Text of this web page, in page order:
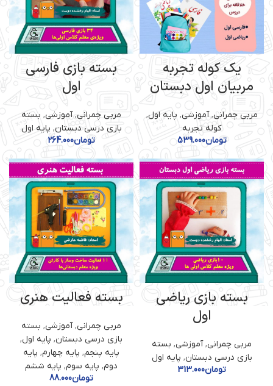
یک کوله تجربه
مربیان اول دبستان
مربی چمرانی,آموزشی, پایه اول,
کوله تجربه
تومان539.000
بسته بازی فارسی
اول
مربی چمرانی,آموزشی, بسته
بازی درسی دبستان, پایه اول
تومان264.000
بسته بازی ریاضی
اول
مربی چمرانی,آموزشی, بسته
بازی درسی دبستان, پایه اول
تومان313.000
بسته فعالیت هنری
مربی چمرانی,آموزشی, بسته
بازی درسی دبستان, پایه اول,
پایه پنجم, پایه چهارم, پایه
دوم, پایه سوم, پایه ششم
تومان88.000